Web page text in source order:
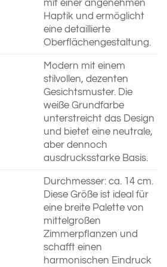
mit einer angenehmen
Haptik und ermöglicht
eine detaillierte
Oberflächengestaltung.
Modern mit einem
stilvollen, dezenten
Gesichtsmuster. Die
weiße Grundfarbe
unterstreicht das Design
und bietet eine neutrale,
aber dennoch
ausdrucksstarke Basis.
Durchmesser: ca. 14 cm.
Diese Größe ist ideal für
eine breite Palette von
mittelgroßen
Zimmerpflanzen und
schafft einen
harmonischen Eindruck